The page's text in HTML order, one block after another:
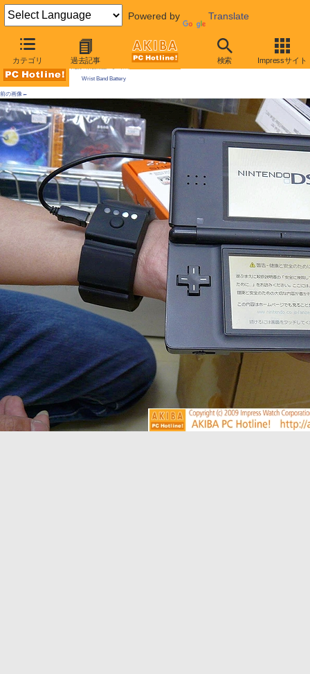
Powered by Translate
カテゴリ 過去記事 検索 Impressサイト
AKIBA PC Hotline! 2009年8月29日号
Wrist Band Battery
前の画像←